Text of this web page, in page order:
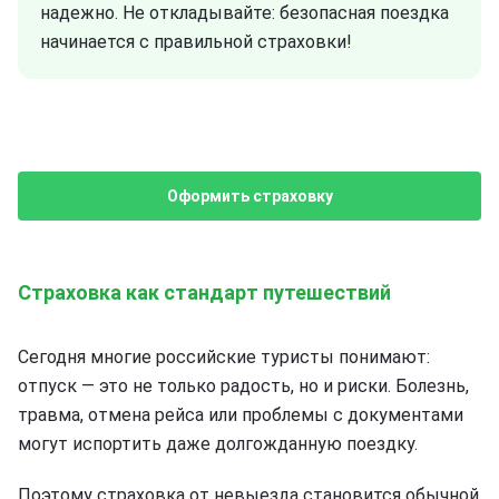
надежно. Не откладывайте: безопасная поездка
начинается с правильной страховки!
Оформить страховку
Страховка как стандарт путешествий
Сегодня многие российские туристы понимают:
отпуск — это не только радость, но и риски. Болезнь,
травма, отмена рейса или проблемы с документами
могут испортить даже долгожданную поездку.